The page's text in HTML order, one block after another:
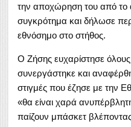
την αποχώρηση του από το
συγκρότημα και δήλωσε
εθνόσημο στο στήθος.
Ο Ζήσης ευχαρίστησε όλους
συνεργάστηκε και
στιγμές που έζησε με την
«θα είναι χαρά
παίζουν μπάσκετ